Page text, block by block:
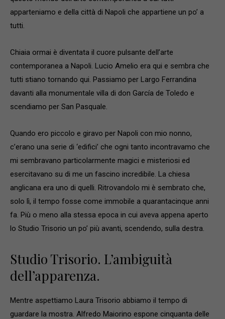
apparteniamo e della città di Napoli che appartiene un po’ a
tutti.
Chiaia ormai è diventata il cuore pulsante dell’arte
contemporanea a Napoli. Lucio Amelio era qui e sembra che
tutti stiano tornando qui. Passiamo per Largo Ferrandina
davanti alla monumentale villa di don García de Toledo e
scendiamo per San Pasquale.
Quando ero piccolo e giravo per Napoli con mio nonno,
c’erano una serie di ‘edifici’ che ogni tanto incontravamo che
mi sembravano particolarmente magici e misteriosi ed
esercitavano su di me un fascino incredibile. La chiesa
anglicana era uno di quelli. Ritrovandolo mi è sembrato che,
solo lì, il tempo fosse come immobile a quarantacinque anni
fa. Più o meno alla stessa epoca in cui aveva appena aperto
lo Studio Trisorio un po’ più avanti, scendendo, sulla destra.
Studio Trisorio. L’ambiguità
dell’apparenza.
Mentre aspettiamo Laura Trisorio abbiamo il tempo di
guardare la mostra. Alfredo Maiorino espone cinquanta delle